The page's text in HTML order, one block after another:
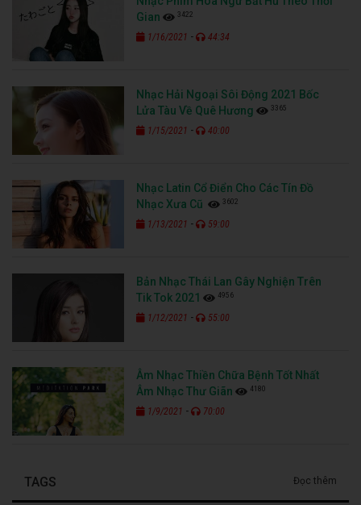
Gian
3422
1/16/2021 - 44:34
Nhạc Hải Ngoại Sôi Động 2021 Bốc
Lửa Tàu Về Quê Hương
3365
1/15/2021 - 40:00
Nhạc Latin Cổ Điển Cho Các Tín Đồ
Nhạc Xưa Cũ
3602
1/13/2021 - 59:00
Bản Nhạc Thái Lan Gây Nghiện Trên
Tik Tok 2021
4956
1/12/2021 - 55:00
Âm Nhạc Thiền Chữa Bệnh Tốt Nhất
Âm Nhạc Thư Giãn
4180
1/9/2021 - 70:00
TAGS Đọc thêm